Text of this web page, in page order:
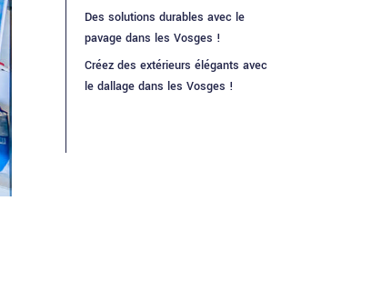
Des solutions durables avec le
pavage dans les Vosges !
Créez des extérieurs élégants avec
le dallage dans les Vosges !